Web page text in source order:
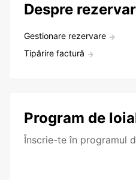
Despre
Gestionare rezervare
Tipărire factură
Program de
Înscrie-te în programul